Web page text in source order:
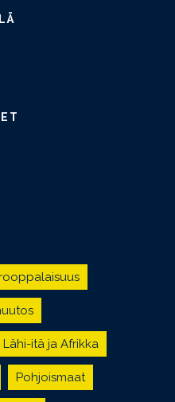
Lähi-itä ja Afrikka
Pohjoismaat